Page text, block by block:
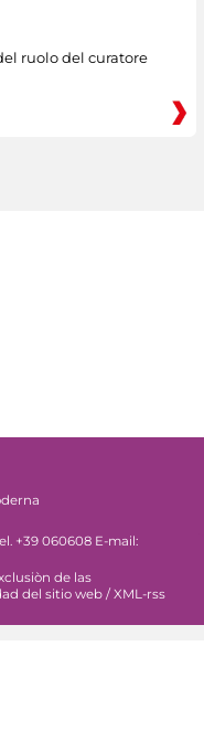
ruolo del curatore
+39 060608 E-mail:
de las
del sitio web / XML-rss